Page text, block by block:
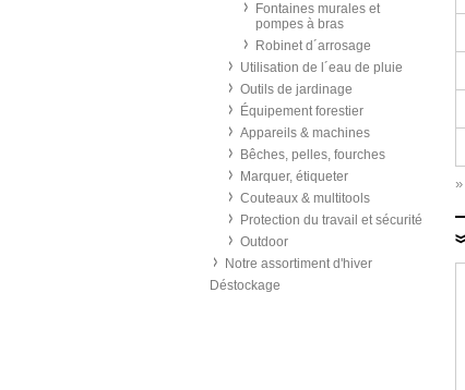
Fontaines murales et
pompes à bras
Robinet d´arrosage
Utilisation de l´eau de pluie
Outils de jardinage
Équipement forestier
Appareils & machines
Bêches, pelles, fourches
Marquer, étiqueter
Couteaux & multitools
Protection du travail et sécurité
Outdoor
Notre assortiment d'hiver
Déstockage
»